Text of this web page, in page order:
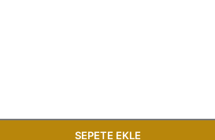
SEPETE EKLE